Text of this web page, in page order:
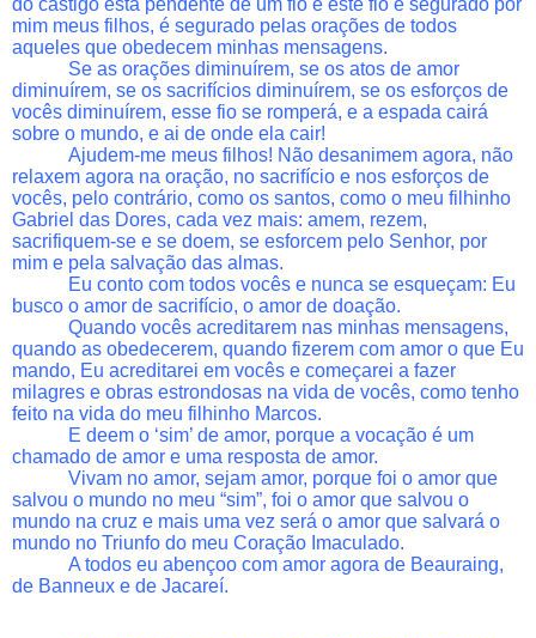
mim meus filhos, é segurado pelas orações de todos
aqueles que obedecem minhas mensagens.
Se as orações diminuírem, se os atos de amor
diminuírem, se os sacrifícios diminuírem, se os esforços de
vocês diminuírem, esse fio se romperá, e a espada cairá
sobre o mundo, e ai de onde ela cair!
Ajudem-me meus filhos! Não desanimem agora, não
relaxem agora na oração, no sacrifício e nos esforços de
vocês, pelo contrário, como os santos, como o meu filhinho
Gabriel das Dores, cada vez mais: amem, rezem,
sacrifiquem-se e se doem, se esforcem pelo Senhor, por
mim e pela salvação das almas.
Eu conto com todos vocês e nunca se esqueçam: Eu
busco o amor de sacrifício, o amor de doação.
Quando vocês acreditarem nas minhas mensagens,
quando as obedecerem, quando fizerem com amor o que Eu
mando, Eu acreditarei em vocês e começarei a fazer
milagres e obras estrondosas na vida de vocês, como tenho
feito na vida do meu filhinho Marcos.
E deem o ‘sim’ de amor, porque a vocação é um
chamado de amor e uma resposta de amor.
Vivam no amor, sejam amor, porque foi o amor que
salvou o mundo no meu “sim”, foi o amor que salvou o
mundo na cruz e mais uma vez será o amor que salvará o
mundo no Triunfo do meu Coração Imaculado.
A todos eu abençoo com amor agora de Beauraing,
de Banneux e de Jacareí.